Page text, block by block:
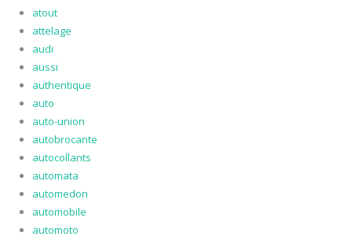
atout
attelage
audi
aussi
authentique
auto
auto-union
autobrocante
autocollants
automata
automedon
automobile
automoto